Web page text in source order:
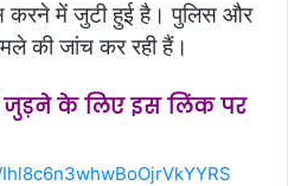
करने में जुटी हुई है। पुलिस और
की जांच कर रही हैं।
जुड़ने के लिए इस लिंक पर